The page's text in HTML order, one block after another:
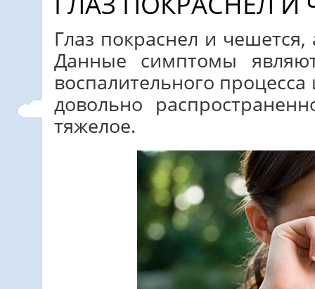
Глаз покраснел и
Данные симптомы
воспалительного
довольно
тяжелое.